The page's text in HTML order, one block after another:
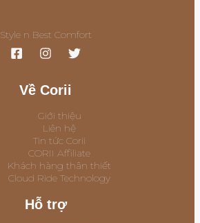
Style n Best Comfort
Về Corii
Giới thiệu
Liên hệ
Tin tức Corii
CORII Affiliate
Khách hàng thân thiết
Cloud Ride Technology
Hỗ trợ